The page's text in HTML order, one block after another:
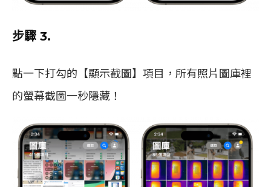
步驟 3.
點一下打勾的【顯示截圖】項目，所有照片圖庫裡
的螢幕截圖一秒隱藏！